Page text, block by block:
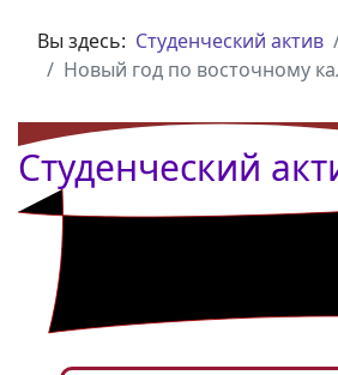
Вы здесь: Студенческий актив
Новый год по восточному
Студенческий